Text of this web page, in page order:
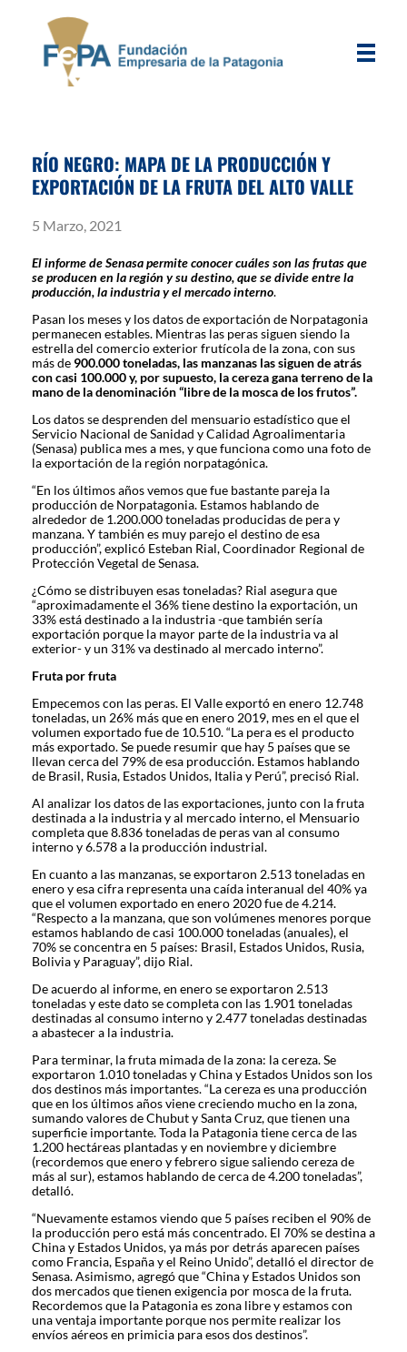
RÍO NEGRO: MAPA DE LA PRODUCCIÓN Y
EXPORTACIÓN DE LA FRUTA DEL ALTO VALLE
5 Marzo, 2021
El informe de Senasa permite conocer cuáles son las frutas que
se producen en la región y su destino, que se divide entre la
producción, la industria y el mercado interno.
Pasan los meses y los datos de exportación de Norpatagonia
permanecen estables. Mientras las peras siguen siendo la
estrella del comercio exterior frutícola de la zona, con sus
más de 900.000 toneladas, las manzanas las siguen de atrás
con casi 100.000 y, por supuesto, la cereza gana terreno de la
mano de la denominación “libre de la mosca de los frutos”.
Los datos se desprenden del mensuario estadístico que el
Servicio Nacional de Sanidad y Calidad Agroalimentaria
(Senasa) publica mes a mes, y que funciona como una foto de
la exportación de la región norpatagónica.
“En los últimos años vemos que fue bastante pareja la
producción de Norpatagonia. Estamos hablando de
alrededor de 1.200.000 toneladas producidas de pera y
manzana. Y también es muy parejo el destino de esa
producción”, explicó Esteban Rial, Coordinador Regional de
Protección Vegetal de Senasa.
¿Cómo se distribuyen esas toneladas? Rial asegura que
“aproximadamente el 36% tiene destino la exportación, un
33% está destinado a la industria -que también sería
exportación porque la mayor parte de la industria va al
exterior- y un 31% va destinado al mercado interno”.
Fruta por fruta
Empecemos con las peras. El Valle exportó en enero 12.748
toneladas, un 26% más que en enero 2019, mes en el que el
volumen exportado fue de 10.510. “La pera es el producto
más exportado. Se puede resumir que hay 5 países que se
llevan cerca del 79% de esa producción. Estamos hablando
de Brasil, Rusia, Estados Unidos, Italia y Perú”, precisó Rial.
Al analizar los datos de las exportaciones, junto con la fruta
destinada a la industria y al mercado interno, el Mensuario
completa que 8.836 toneladas de peras van al consumo
interno y 6.578 a la producción industrial.
En cuanto a las manzanas, se exportaron 2.513 toneladas en
enero y esa cifra representa una caída interanual del 40% ya
que el volumen exportado en enero 2020 fue de 4.214.
“Respecto a la manzana, que son volúmenes menores porque
estamos hablando de casi 100.000 toneladas (anuales), el
70% se concentra en 5 países: Brasil, Estados Unidos, Rusia,
Bolivia y Paraguay”, dijo Rial.
De acuerdo al informe, en enero se exportaron 2.513
toneladas y este dato se completa con las 1.901 toneladas
destinadas al consumo interno y 2.477 toneladas destinadas
a abastecer a la industria.
Para terminar, la fruta mimada de la zona: la cereza. Se
exportaron 1.010 toneladas y China y Estados Unidos son los
dos destinos más importantes. “La cereza es una producción
que en los últimos años viene creciendo mucho en la zona,
sumando valores de Chubut y Santa Cruz, que tienen una
superficie importante. Toda la Patagonia tiene cerca de las
1.200 hectáreas plantadas y en noviembre y diciembre
(recordemos que enero y febrero sigue saliendo cereza de
más al sur), estamos hablando de cerca de 4.200 toneladas”,
detalló.
“Nuevamente estamos viendo que 5 países reciben el 90% de
la producción pero está más concentrado. El 70% se destina a
China y Estados Unidos, ya más por detrás aparecen países
como Francia, España y el Reino Unido”, detalló el director de
Senasa. Asimismo, agregó que “China y Estados Unidos son
dos mercados que tienen exigencia por mosca de la fruta.
Recordemos que la Patagonia es zona libre y estamos con
una ventaja importante porque nos permite realizar los
envíos aéreos en primicia para esos dos destinos”.